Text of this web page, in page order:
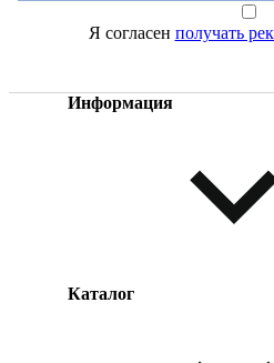
Информация
Каталог
Я согласен получать